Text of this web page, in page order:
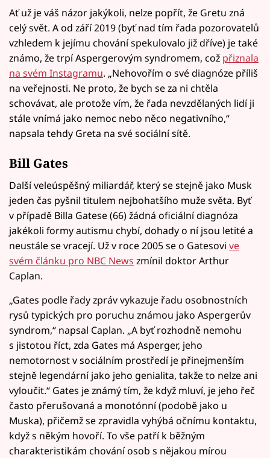
Ať už je váš názor jakýkoli, nelze popřít, že Gretu zná
celý svět. A od září 2019 (byť nad tím řada pozorovatelů
vzhledem k jejímu chování spekulovalo již dříve) je také
známo, že trpí Aspergerovým syndromem, což přiznala
na svém Instagramu. „Nehovořím o své diagnóze příliš
na veřejnosti. Ne proto, že bych se za ni chtěla
schovávat, ale protože vím, že řada nevzdělaných lidí ji
stále vnímá jako nemoc nebo něco negativního,“
napsala tehdy Greta na své sociální sítě.
Bill Gates
Další veleúspěšný miliardář, který se stejně jako Musk
jeden čas pyšnil titulem nejbohatšího muže světa. Byť
v případě Billa Gatese (66) žádná oficiální diagnóza
jakékoli formy autismu chybí, dohady o ní jsou letité a
neustále se vracejí. Už v roce 2005 se o Gatesovi ve
svém článku pro NBC News zmínil doktor Arthur
Caplan.
„Gates podle řady zpráv vykazuje řadu osobnostních
rysů typických pro poruchu známou jako Aspergerův
syndrom,“ napsal Caplan. „A byť rozhodně nemohu
s jistotou říct, zda Gates má Asperger, jeho
nemotornost v sociálním prostředí je přinejmenším
stejně legendární jako jeho genialita, takže to nelze ani
vyloučit.“ Gates je známý tím, že když mluví, je jeho řeč
často přerušovaná a monotónní (podobě jako u
Muska), přičemž se zpravidla vyhýbá očnímu kontaktu,
když s někým hovoří. To vše patří k běžným
charakteristikám chování osob s nějakou mírou